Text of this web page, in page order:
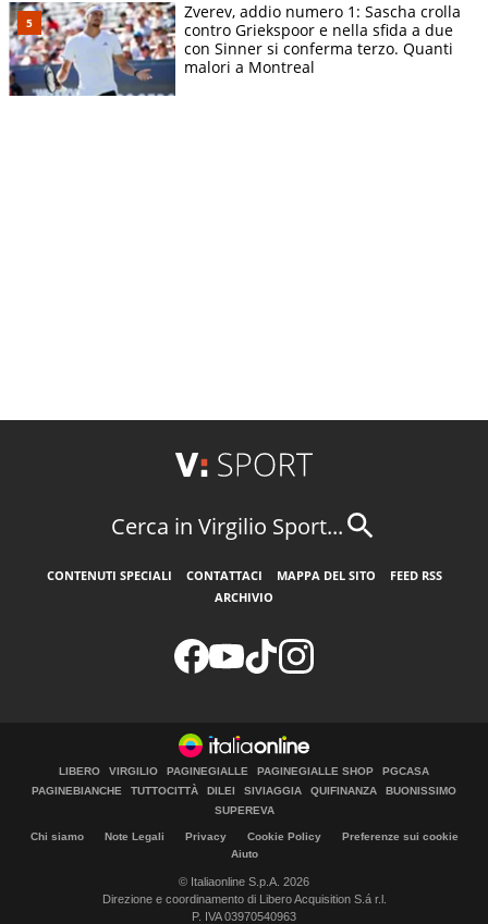
Zverev, addio numero 1: Sascha crolla
contro Griekspoor e nella sfida a due
con Sinner si conferma terzo. Quanti
malori a Montreal
Cerca in Virgilio Sport...
CONTENUTI SPECIALI CONTATTACI MAPPA DEL SITO
FEED RSS
ARCHIVIO
LIBERO VIRGILIO PAGINEGIALLE PAGINEGIALLE SHOP
PGCASA
PAGINEBIANCHE
TUTTOCITTÀ DILEI SIVIAGGIA QUIFINANZA
BUONISSIMO
SUPEREVA
Chi siamo Note Legali Privacy Cookie Policy
Preferenze sui cookie
Aiuto
© Italiaonline S.p.A. 2026
Direzione e coordinamento di Libero Acquisition S.á r.l.
P. IVA 03970540963